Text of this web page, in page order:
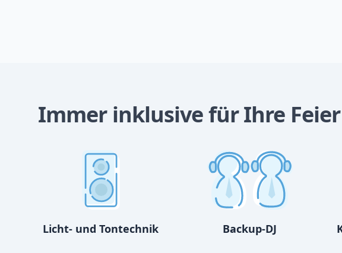
Immer inklusive für Ihre
Licht- und Tontechnik Backup-DJ